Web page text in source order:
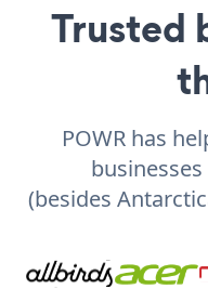
Trusted
POWR has
(besides